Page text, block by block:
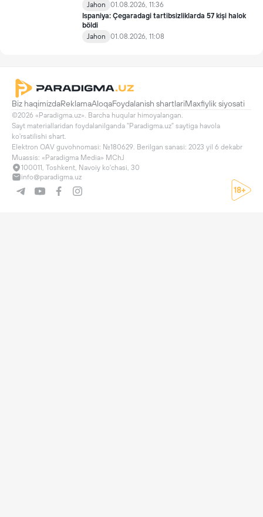
Jahon
01.08.2026, 11:36
Ispaniya: Çegaradagi tartibsizliklarda 57 kişi halok
böldi
Jahon
01.08.2026, 11:08
Biz haqimizdaReklamaAloqaFoydalanish shartlariMaxfiylik siyosati
©2026 «Paradigma.uz». Barcha huqular himoyalangan.
Sayt materiallaridan foydalanilganda "Paradigma.uz" saytiga havola
ko'rsatilishi shart.
Elektron OAV guvohnomasi: №180629. Berilgan sanasi: 2023 yil 6 dekabr
Muassis: «Paradigma Media» MChJ
100011, Toshkent, Navoiy ko'chasi, 30
info@paradigma.uz